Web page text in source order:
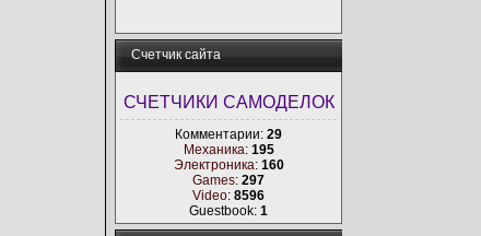
Счетчик сайта
СЧЕТЧИКИ САМОДЕЛОК
Комментарии: 29
Механика: 195
Электроника: 160
Games: 297
Video: 8596
Guestbook: 1